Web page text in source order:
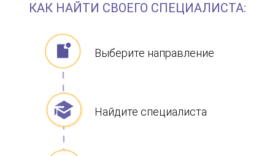
КАК НАЙТИ СВОЕГО СПЕЦИАЛИСТА:
Найдите специалиста
Выберите направление